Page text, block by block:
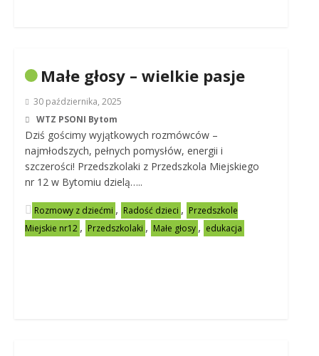
Małe głosy – wielkie pasje
30 października, 2025
WTZ PSONI Bytom
Dziś gościmy wyjątkowych rozmówców –
najmłodszych, pełnych pomysłów, energii i
szczerości! Przedszkolaki z Przedszkola Miejskiego
nr 12 w Bytomiu dzielą…..
Rozmowy z dziećmi , Radość dzieci , Przedszkole
Miejskie nr12 , Przedszkolaki , Małe głosy , edukacja